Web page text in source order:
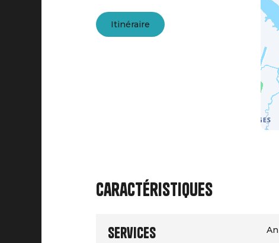
Itinéraire
Caractéristiques
Services